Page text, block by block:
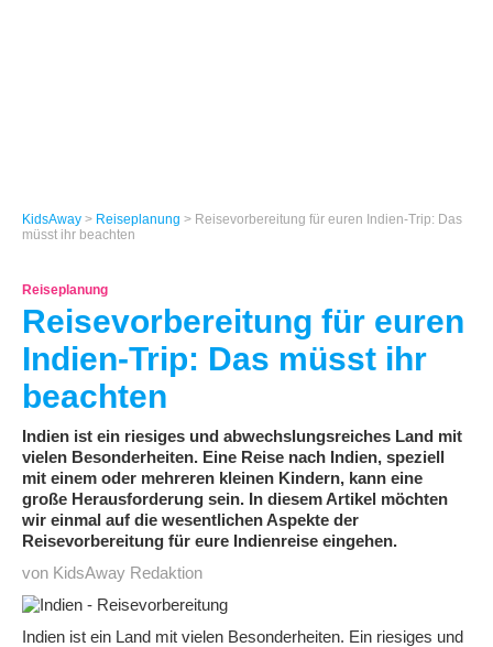
KidsAway > Reiseplanung > Reisevorbereitung für euren Indien-Trip: Das
müsst ihr beachten
Reiseplanung
Reisevorbereitung für euren
Indien-Trip: Das müsst ihr
beachten
Indien ist ein riesiges und abwechslungsreiches Land mit
vielen Besonderheiten. Eine Reise nach Indien, speziell
mit einem oder mehreren kleinen Kindern, kann eine
große Herausforderung sein. In diesem Artikel möchten
wir einmal auf die wesentlichen Aspekte der
Reisevorbereitung für eure Indienreise eingehen.
von KidsAway Redaktion
Indien ist ein Land mit vielen Besonderheiten. Ein riesiges und